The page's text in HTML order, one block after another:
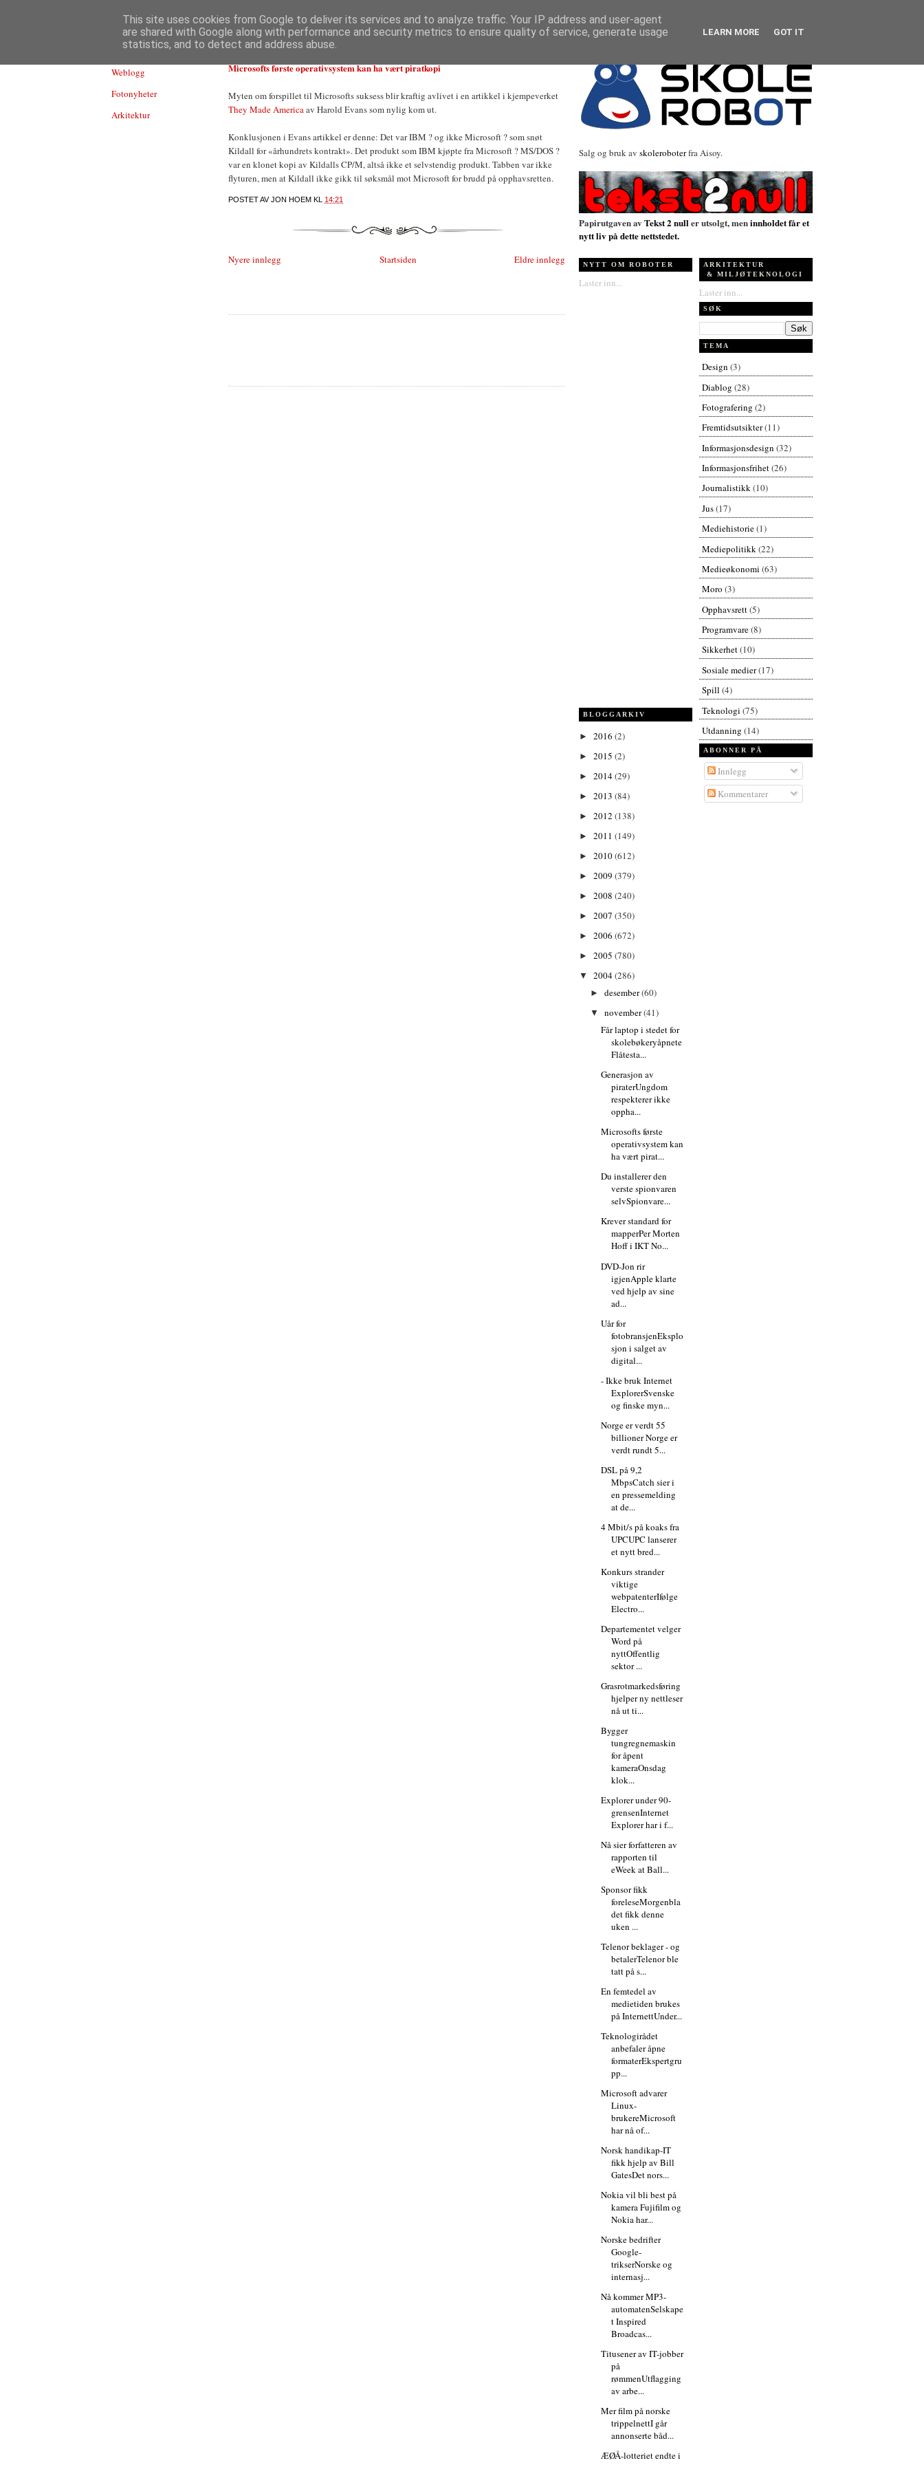
TEKNOLOGINYHETER
Weblogg
Fotonyheter
Arkitektur
Microsofts første operativsystem kan ha vært piratkopi
Myten om forspillet til Microsofts suksess blir kraftig avlivet i en artikkel i kjempeverket
They Made Americaav Harold Evans som nylig kom ut.
Konklusjonen i Evans artikkel er denne: Det var IBM ? og ikke Microsoft ? som snøt
Kildall for «århundrets kontrakt». Det produkt som IBM kjøpte fra Microsoft ? MS/DOS ?
var en klonet kopi av Kildalls CP/M, altså ikke et selvstendig produkt. Tabben var ikke
flyturen, men at Kildall ikke gikk til søksmål mot Microsoft for brudd på opphavsretten.
POSTET AVJON HOEM KL 14:21
Nyere innlegg Eldre innlegg
Startsiden
Salg og bruk av skoleroboterfra Aisoy.
Papirutgaven av Tekst 2 null er utsolgt, meninnholdet får et
nytt liv på dette nettstedet.
NYTT OM ROBOTER
Laster inn...
BLOGGARKIV
► 2016 (2)
► 2015 (2)
► 2014(29)
► 2013 (84)
► 2012 (138)
► 2011 (149)
► 2010(612)
► 2009 (379)
► 2008 (240)
► 2007 (350)
► 2006 (672)
► 2005 (780)
▼ 2004(286)
► desember(60)
▼ november(41)
Får laptop i stedet for
skolebøkeryåpnete
Flåtesta...
Generasjon av
piraterUngdom
respekterer ikke
oppha...
Microsofts første
operativsystem kan
ha vært pirat...
Du installerer den
verste spionvaren
selvSpionvare...
Krever standard for
mapperPer Morten
Hoff i IKT No...
DVD-Jon rir
igjenApple klarte
ved hjelp av sine
ad...
Uår for
fotobransjenEksplo
sjon i salget av
digital...
- Ikke bruk Internet
ExplorerSvenske
og finske myn...
Norge er verdt 55
billioner Norge er
verdt rundt 5...
DSL på 9,2
MbpsCatch sier i
en pressemelding
at de...
4 Mbit/s på koaks fra
UPCUPC lanserer
et nytt bred...
Konkurs strander
viktige
webpatenterIfølge
Electro...
Departementet velger
Word på
nyttOffentlig
sektor ...
Grasrotmarkedsføring
hjelper ny nettleser
nå ut ti...
Bygger
tungregnemaskin
for åpent
kameraOnsdag
klok...
Explorer under 90-
grensenInternet
Explorer har i f...
Nå sier forfatteren av
rapporten til
eWeek at Ball...
Sponsor fikk
foreleseMorgenbla
det fikk denne
uken ...
Telenor beklager - og
betalerTelenor ble
tatt på s...
En femtedel av
medietiden brukes
på InternettUnder...
Teknologirådet
anbefaler åpne
formaterEkspertgru
pp...
Microsoft advarer
Linux-
brukereMicrosoft
har nå of...
Norsk handikap-IT
fikk hjelp av Bill
GatesDet nors...
Nokia vil bli best på
kamera Fujifilm og
Nokia har...
Norske bedrifter
Google-
trikserNorske og
internasj...
Nå kommer MP3-
automatenSelskape
t Inspired
Broadcas...
Titusener av IT-jobber
på
rømmenUtflagging
av arbe...
Mer film på norske
trippelnettI går
annonserte båd...
ÆØÅ-lotteriet endte i
ARKITEKTUR
& MILJØTEKNOLOGI
Laster inn...
SØK
TEMA
Design (3)
Diablog (28)
Fotografering (2)
Fremtidsutsikter(11)
Informasjonsdesign (32)
Informasjonsfrihet(26)
Journalistikk(10)
Jus(17)
Mediehistorie(1)
Mediepolitikk (22)
Medieøkonomi (63)
Moro (3)
Opphavsrett(5)
Programvare(8)
Sikkerhet(10)
Sosiale medier(17)
Spill (4)
Teknologi (75)
Utdanning (14)
ABONNER PÅ
Innlegg
Kommentarer
This site uses cookies from Google to deliver its services and to analyze traffic. Your IP address and user-agent
are shared with Google along with performance and security metrics to ensure quality of service, generate usage
statistics, and to detect and address abuse.
LEARN MORE GOT IT